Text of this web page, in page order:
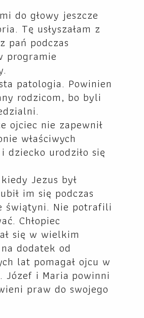
do głowy jeszcze
Tę usłyszałam z
pań podczas
programie
patologia. Powinien
rodzicom, bo byli
ojciec nie zapewnił
właściwych
dziecko urodziło się
Jezus był
im się podczas
świątyni. Nie potrafili
Chłopiec
się w wielkim
dodatek od
lat pomagał ojcu w
Józef i Maria powinni
praw do swojego